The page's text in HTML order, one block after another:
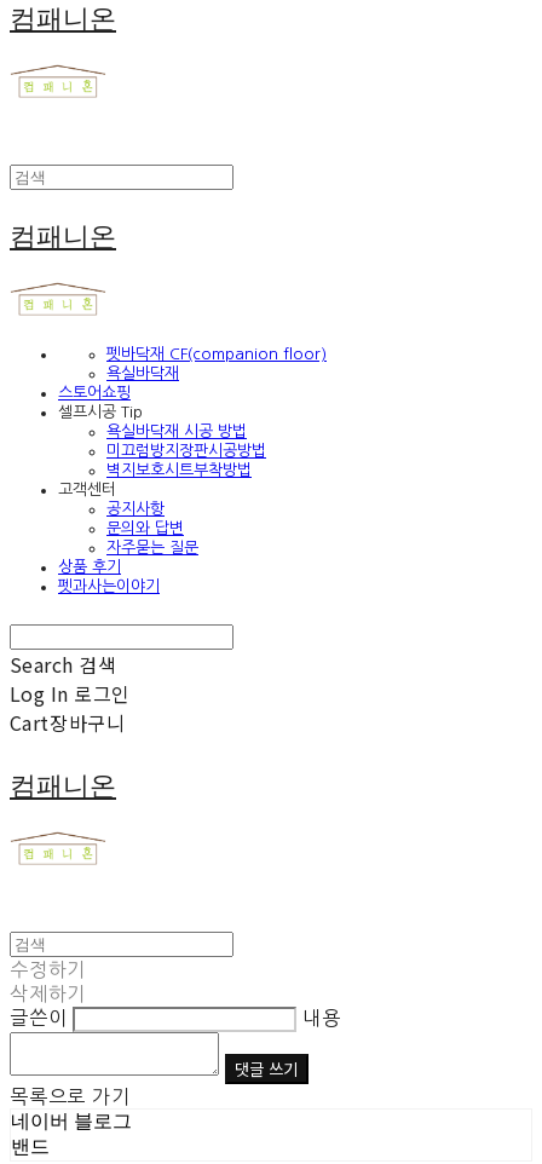
컴패니온
컴패니온
펫바닥재 CF(companion floor)
욕실바닥재
스토어쇼핑
셀프시공 Tip
욕실바닥재 시공 방법
미끄럼방지장판시공방법
벽지보호시트부착방법
고객센터
공지사항
문의와 답변
자주묻는 질문
상품 후기
펫과사는이야기
Search 검색
Log In 로그인
Cart장바구니
컴패니온
수정하기
삭제하기
글쓴이
내용
댓글 쓰기
목록으로 가기
네이버 블로그
밴드